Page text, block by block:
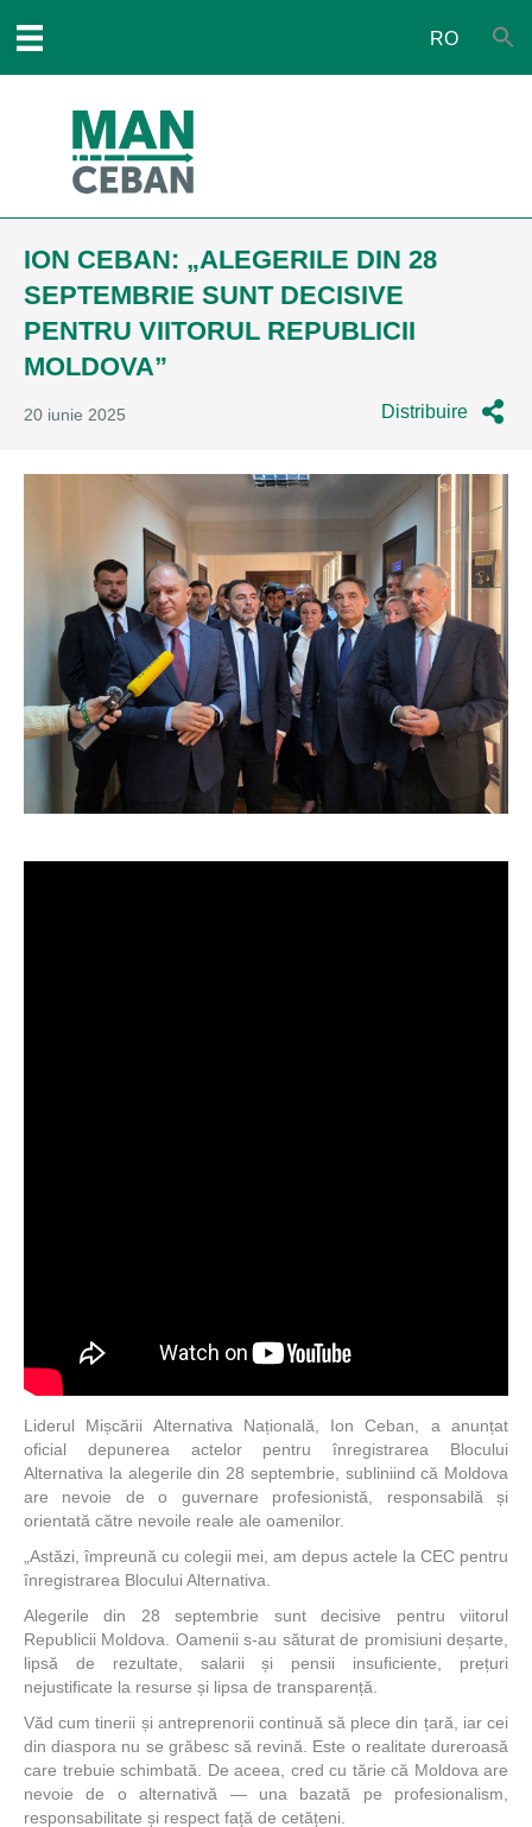
RO
ION CEBAN: „ALEGERILE DIN 28
SEPTEMBRIE SUNT DECISIVE
PENTRU VIITORUL REPUBLICII
MOLDOVA”
20 iunie 2025 Distribuire
Liderul Mișcării Alternativa Națională, Ion Ceban, a anunțat
oficial depunerea actelor pentru înregistrarea Blocului
Alternativa la alegerile din 28 septembrie, subliniind că Moldova
are nevoie de o guvernare profesionistă, responsabilă și
orientată către nevoile reale ale oamenilor.
„Astăzi, împreună cu colegii mei, am depus actele la CEC pentru
înregistrarea Blocului Alternativa.
Alegerile din 28 septembrie sunt decisive pentru viitorul
Republicii Moldova. Oamenii s-au săturat de promisiuni deșarte,
lipsă de rezultate, salarii și pensii insuficiente, prețuri
nejustificate la resurse și lipsa de transparență.
Văd cum tinerii și antreprenorii continuă să plece din țară, iar cei
din diaspora nu se grăbesc să revină. Este o realitate dureroasă
care trebuie schimbată. De aceea, cred cu tărie că Moldova are
nevoie de o alternativă — una bazată pe profesionalism,
responsabilitate și respect față de cetățeni.